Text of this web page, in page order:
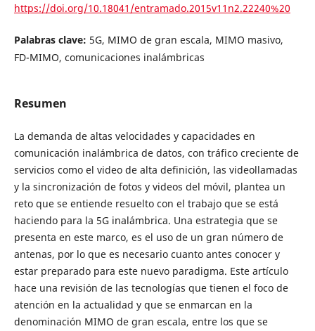
https://doi.org/10.18041/entramado.2015v11n2.22240%20
Palabras clave: 5G, MIMO de gran escala, MIMO masivo,
FD-MIMO, comunicaciones inalámbricas
Resumen
La demanda de altas velocidades y capacidades en
comunicación inalámbrica de datos, con tráfico creciente de
servicios como el video de alta definición, las videollamadas
y la sincronización de fotos y videos del móvil, plantea un
reto que se entiende resuelto con el trabajo que se está
haciendo para la 5G inalámbrica. Una estrategia que se
presenta en este marco, es el uso de un gran número de
antenas, por lo que es necesario cuanto antes conocer y
estar preparado para este nuevo paradigma. Este artículo
hace una revisión de las tecnologías que tienen el foco de
atención en la actualidad y que se enmarcan en la
denominación MIMO de gran escala, entre los que se